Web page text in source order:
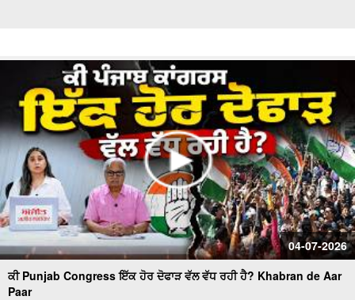
04-07-2026
ਕੀ Punjab Congress ਇੱਕ ਹੋਰ ਦੋਫਾੜ ਵੱਲ ਵੱਧ ਰਹੀ ਹੈ? Khabran de Aar
Paar